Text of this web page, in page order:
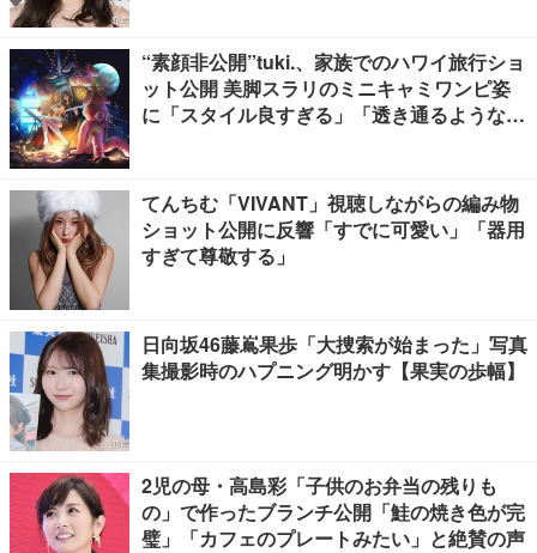
“素顔非公開”tuki.、家族でのハワイ旅行ショ
ット公開 美脚スラリのミニキャミワンピ姿
に「スタイル良すぎる」「透き通るような透
てんちむ「VIVANT」視聴しながらの編み物
ショット公開に反響「すでに可愛い」「器用
すぎて尊敬する」
日向坂46藤嶌果歩「大捜索が始まった」写真
集撮影時のハプニング明かす【果実の歩幅】
2児の母・高島彩「子供のお弁当の残りも
の」で作ったブランチ公開「鮭の焼き色が完
璧」「カフェのプレートみたい」と絶賛の声